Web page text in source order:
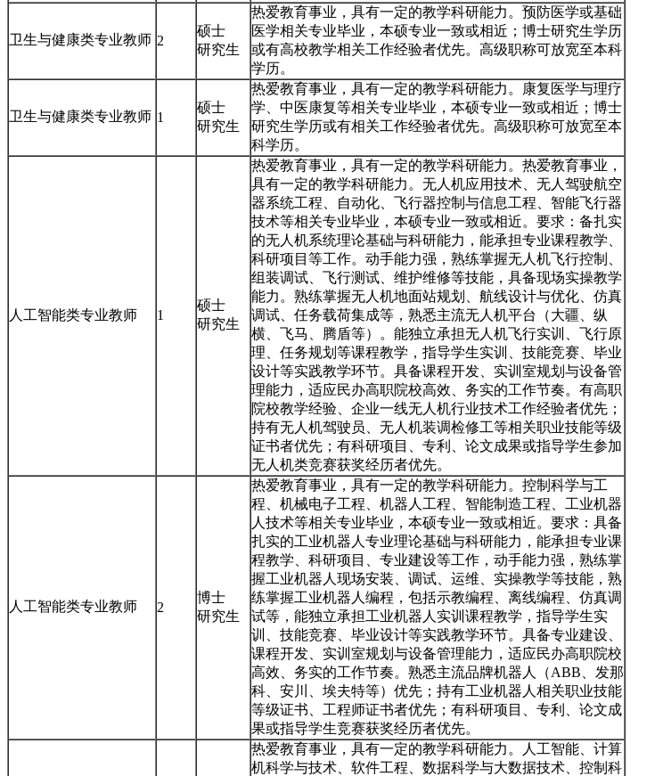
卫生与健康类专业教师 2
硕士
研究生
热爱教育事业，具有一定的教学科研能力。预防医学或基础
医学相关专业毕业，本硕专业一致或相近；博士研究生学历
或有高校教学相关工作经验者优先。高级职称可放宽至本科
学历。
卫生与健康类专业教师 1
硕士
研究生
热爱教育事业，具有一定的教学科研能力。康复医学与理疗
学、中医康复等相关专业毕业，本硕专业一致或相近；博士
研究生学历或有相关工作经验者优先。高级职称可放宽至本
科学历。
人工智能类专业教师 1
硕士
研究生
热爱教育事业，具有一定的教学科研能力。热爱教育事业，
具有一定的教学科研能力。无人机应用技术、无人驾驶航空
器系统工程、自动化、飞行器控制与信息工程、智能飞行器
技术等相关专业毕业，本硕专业一致或相近。要求：备扎实
的无人机系统理论基础与科研能力，能承担专业课程教学、
科研项目等工作。动手能力强，熟练掌握无人机飞行控制、
组装调试、飞行测试、维护维修等技能，具备现场实操教学
能力。熟练掌握无人机地面站规划、航线设计与优化、仿真
调试、任务载荷集成等，熟悉主流无人机平台（大疆、纵
横、飞马、腾盾等）。能独立承担无人机飞行实训、飞行原
理、任务规划等课程教学，指导学生实训、技能竞赛、毕业
设计等实践教学环节。具备课程开发、实训室规划与设备管
理能力，适应民办高职院校高效、务实的工作节奏。有高职
院校教学经验、企业一线无人机行业技术工作经验者优先；
持有无人机驾驶员、无人机装调检修工等相关职业技能等级
证书者优先；有科研项目、专利、论文成果或指导学生参加
无人机类竞赛获奖经历者优先。
人工智能类专业教师 2
博士
研究生
热爱教育事业，具有一定的教学科研能力。控制科学与工
程、机械电子工程、机器人工程、智能制造工程、工业机器
人技术等相关专业毕业，本硕专业一致或相近。要求：具备
扎实的工业机器人专业理论基础与科研能力，能承担专业课
程教学、科研项目、专业建设等工作，动手能力强，熟练掌
握工业机器人现场安装、调试、运维、实操教学等技能，熟
练掌握工业机器人编程，包括示教编程、离线编程、仿真调
试等，能独立承担工业机器人实训课程教学，指导学生实
训、技能竞赛、毕业设计等实践教学环节。具备专业建设、
课程开发、实训室规划与设备管理能力，适应民办高职院校
高效、务实的工作节奏。熟悉主流品牌机器人（ABB、发那
科、安川、埃夫特等）优先；持有工业机器人相关职业技能
等级证书、工程师证书者优先；有科研项目、专利、论文成
果或指导学生竞赛获奖经历者优先。
热爱教育事业，具有一定的教学科研能力。人工智能、计算
机科学与技术、软件工程、数据科学与大数据技术、控制科